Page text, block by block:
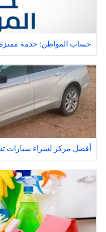
حساب المواطن: خدمة مميزة
أفضل مركز لشراء سيارات